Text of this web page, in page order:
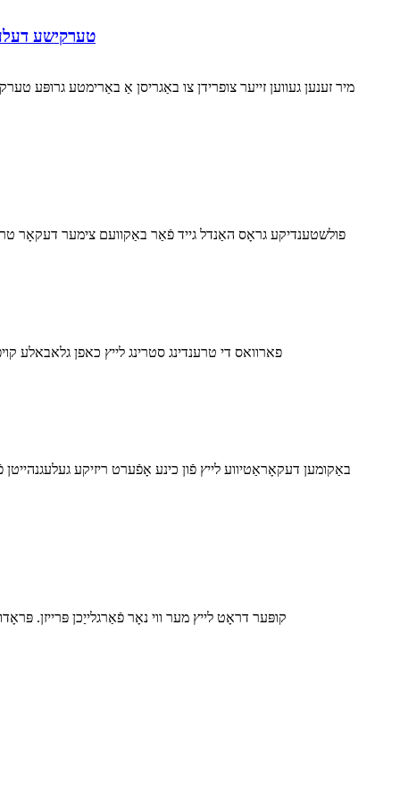
טערקישע
מיר זענען געווען זייער צופרידן צו באַגריסן אַ באַרימטע גרופּע
פולשטענדיקע גראָס האַנדל גייד פֿאַר באַקוועם צימער דעקאָר
פארוואס די טרענדינג סטרינג לייץ כאפן גלאבאלע